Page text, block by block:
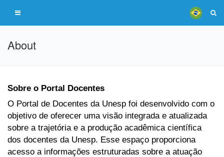
About
Sobre o Portal Docentes
O Portal de Docentes da Unesp foi desenvolvido com o
objetivo de oferecer uma visão integrada e atualizada
sobre a trajetória e a produção acadêmica científica
dos docentes da Unesp. Esse espaço proporciona
acesso a informações estruturadas sobre a atuação